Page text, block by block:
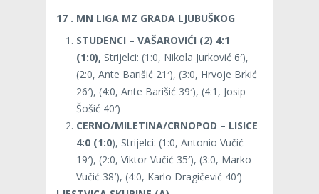
17 . MN LIGA MZ GRADA LJUBUŠKOG
STUDENCI – VAŠAROVIĆI (2) 4:1
(1:0), Strijelci: (1:0, Nikola Jurković 6′),
(2:0, Ante Barišić 21′), (3:0, Hrvoje Brkić
26′), (4:0, Ante Barišić 39′), (4:1, Josip
Šošić 40′)
CERNO/MILETINA/CRNOPOD – LISICE
4:0 (1:0), Strijelci: (1:0, Antonio Vučić
19′), (2:0, Viktor Vučić 35′), (3:0, Marko
Vučić 38′), (4:0, Karlo Dragičević 40′)